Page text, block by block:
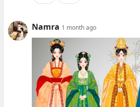
Namra 1 month ago